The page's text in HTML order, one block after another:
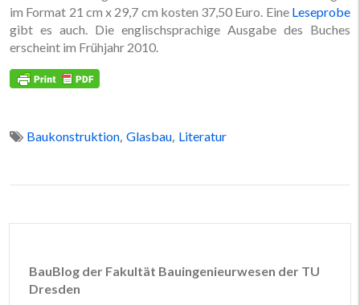
im Format 21 cm x 29,7 cm kosten 37,50 Euro. Eine Leseprobe
gibt es auch. Die englischsprachige Ausgabe des Buches
erscheint im Frühjahr 2010.
Baukonstruktion, Glasbau, Literatur
BauBlog der Fakultät Bauingenieurwesen der TU
Dresden